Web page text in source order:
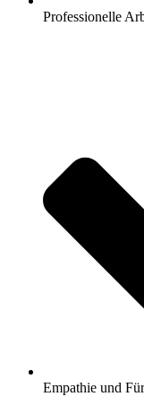
Professionelle
Empathie und